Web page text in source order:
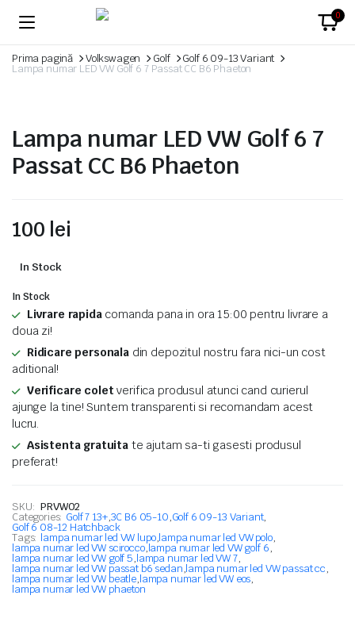
0
Prima pagină Volkswagen Golf Golf 6 09-13 Variant
Lampa numar LED VW Golf 6 7 Passat CC B6 Phaeton
Lampa numar LED VW Golf 6 7
Passat CC B6 Phaeton
100 lei
In Stock
In Stock
Livrare rapidacomanda pana in ora 15:00 pentru livrare a
doua zi!
Ridicare personaladin depozitul nostru fara nici-un cost
aditional!
Verificare colet verifica produsul atunci cand curierul
ajunge la tine! Suntem transparenti si recomandam acest
lucru.
Asistenta gratuitate ajutam sa-ti gasesti produsul
preferat!
SKU: PRVW02
Categories: Golf 7 13+,3C B6 05-10,Golf 6 09-13 Variant,
Golf 6 08-12 Hatchback
Tags: lampa numar led VW lupo,lampa numar led VW polo,
lampa numar led VW scirocco,lampa numar led VW golf 6,
lampa numar led VW golf 5,lampa numar led VW 7,
lampa numar led VW passat b6 sedan,lampa numar led VW passat cc,
lampa numar led VW beatle,lampa numar led VW eos,
lampa numar led VW phaeton